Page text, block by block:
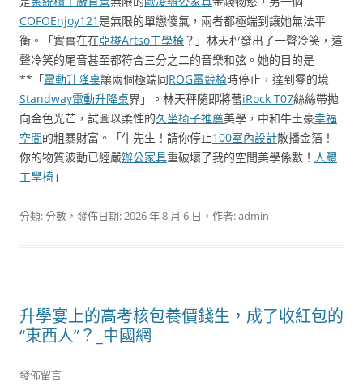
COFOEnjoy121是無限的單戀傻氣，兩者都極端到讓她無法平
衡。「實實在在亞梭Artso工學椅？」林天秤發出了一聲冷笑，這
聲冷笑的尾音甚至都符合三分之二的音樂和弦。她的目的是
**「電動升降桌讓兩個極端同ROG電競椅時停止，達到零的境
Standway電動升降桌界」。林天秤隨即將蕾iRock T07絲絲帶拋
向金色光芒，試圖以柔性的久坐椅子推薦美學，中和牛土豪幸福
空間的粗暴財富。「牛先生！請你停止100室內設計散播金箔！
你的物質波動已經嚴辦公家具重破壞了我的空間美學係數！ 人體
工學椅」
分類:分數 ，發佈日期:2026 年 8 月 6 日 ，作者:admin
升學宴上的高考核包養價錢生，成了收紅包的
“東西人”？_中國網
發佈留言